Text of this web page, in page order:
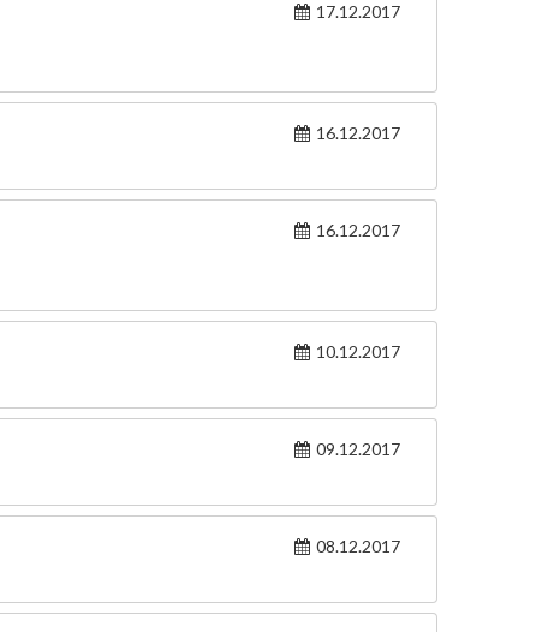
17.12.2017
16.12.2017
16.12.2017
10.12.2017
09.12.2017
08.12.2017